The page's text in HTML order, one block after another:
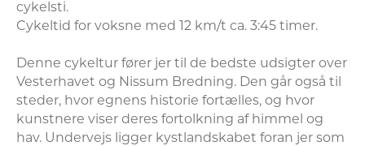
cykelsti.
Cykeltid for voksne med 12 km/t ca. 3:45 timer.
Denne cykeltur fører jer til de bedste udsigter over
Vesterhavet og Nissum Bredning. Den går også til
steder, hvor egnens historie fortælles, og hvor
kunstnere viser deres fortolkning af himmel og
hav. Undervejs ligger kystlandskabet foran jer som